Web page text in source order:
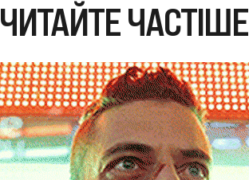
ЧИТАЙТЕ ЧАСТІШЕ